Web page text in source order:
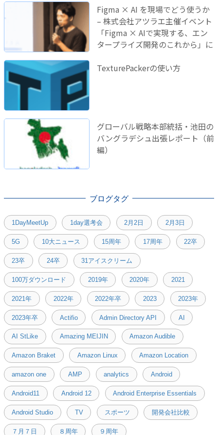
Figma × AI を現場でどう使うか
– 株式会社アツラエ主催イベント
「Figma × AIで実現する、エン
タープライズ開発のこれから」に
TexturePackerの使い方
グローバル戦略本部統括・池田の
バングラデシュ出張レポート（前
編）
ブログタグ
1DayMeetUp 1day選考会 2月2日 2月3日
5G 10大ニュース 15周年 17周年 22卒
23卒 24卒 31アイスクリーム
100万ダウンロード 2019年 2020年 2021
2021年 2022年 2022年卒 2023 2023年
2023年卒 Actifio Admin Directory API AI
AI StLike Amazing MEIJIN Amazon Audible
Amazon Braket Amazon Linux Amazon Location
amazon one AMP analytics Android
Android11 Android 12 Android Enterprise Essentials
Android Studio TV スポーツ 開発会社比較
７月７日 ８周年 ９周年